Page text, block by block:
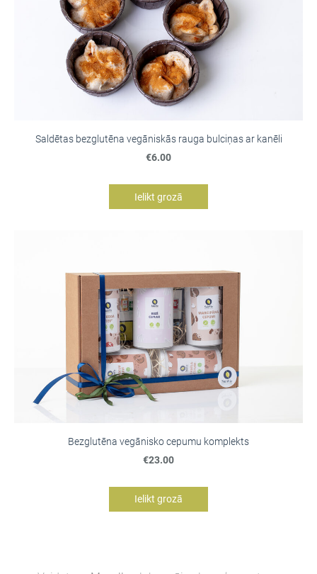
Saldētas bezglutēna vegāniskās rauga bulciņas ar kanēli
€6.00
Ielikt grozā
Bezglutēna vegānisko cepumu komplekts
€23.00
Ielikt grozā